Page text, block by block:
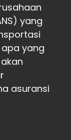
yang
yang
asuransi